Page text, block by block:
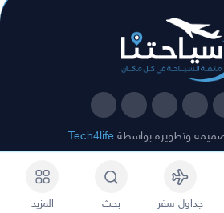
جداول سفر بحث المزيد
Tech4life